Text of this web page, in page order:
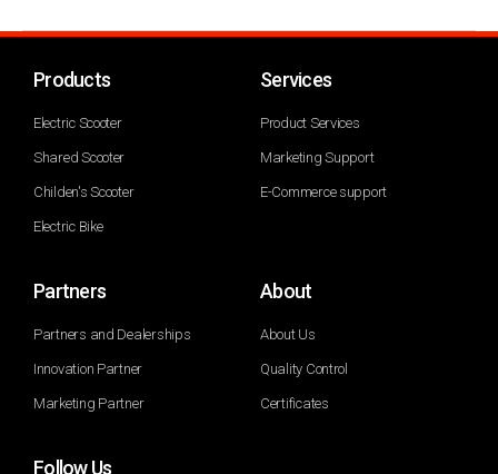
Products
Electric Scooter
Shared Scooter
Childen's Scooter
Electric Bike
Services
Product Services
Marketing Support
E-Commerce support
Partners
Partners and Dealerships
Innovation Partner
Marketing Partner
About
About Us
Quality Control
Certificates
Follow Us